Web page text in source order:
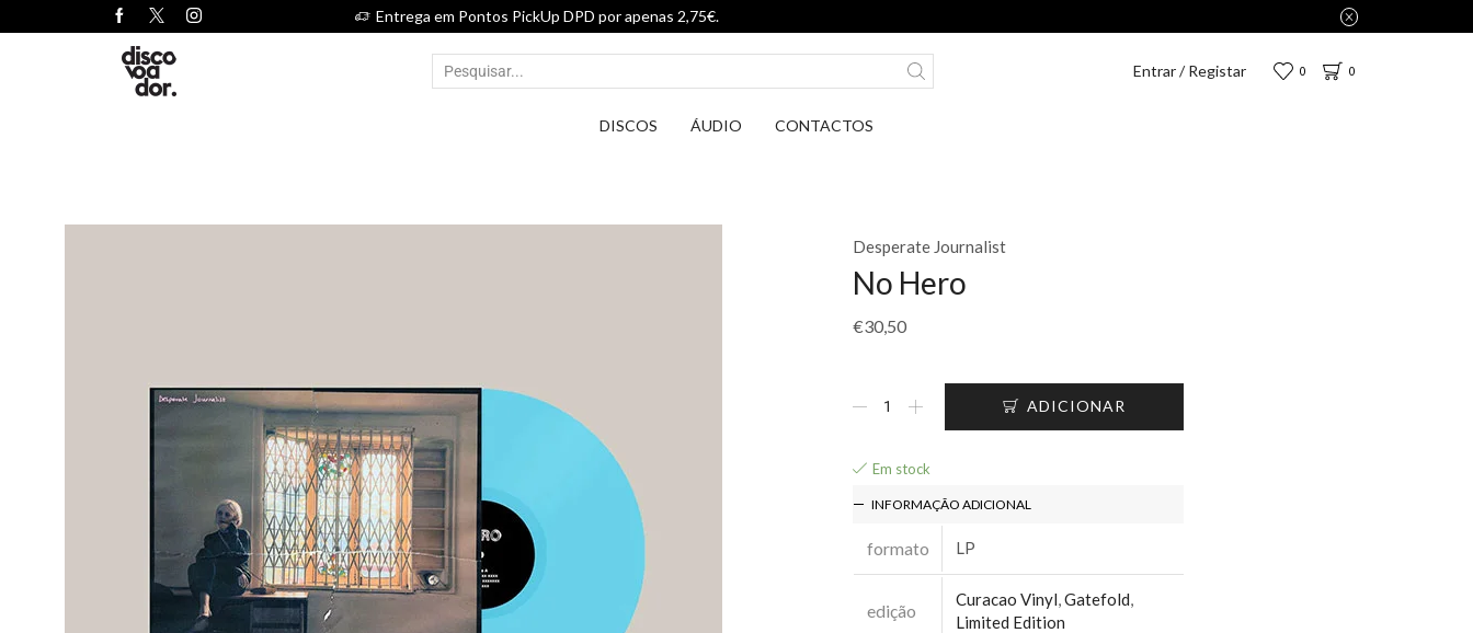
Entrar / Registar 0 0
DISCOS ÁUDIO CONTACTOS
Desperate Journalist
No Hero
€30,50
ADICIONAR
Em stock
INFORMAÇÃO ADICIONAL
formato LP
edição
Curacao Vinyl Gatefold
Limited Edition